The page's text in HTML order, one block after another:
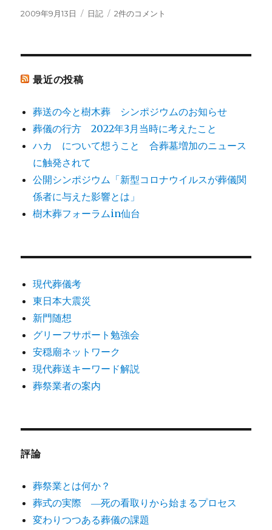
投
2009年9月13日
カ
日記
原
ご
報
告
へ
2件のコメント
最近の投稿
葬送の今と樹木葬 シンポジウムのお知らせ
葬儀の行方 2022年3月当時に考えたこと
ハカ について想うこと 合葬墓増加のニュース
に触発されて
公開シンポジウム「新型コロナウイルスが葬儀関
係者に与えた影響とは」
樹木葬フォーラムin仙台
現代葬儀考
東日本大震災
新門随想
グリーフサポート勉強会
安穏廟ネットワーク
現代葬送キーワード解説
葬祭業者の案内
評論
葬祭業とは何か？
葬式の実際 ―死の看取りから始まるプロセス
変わりつつある葬儀の課題